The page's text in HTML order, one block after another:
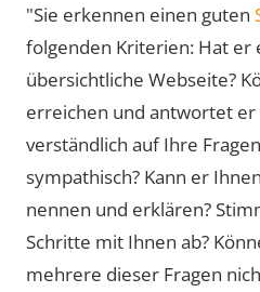
"Sie erkennen einen guten
folgenden Kriterien: Hat er
übersichtliche Webseite?
erreichen und antwortet er
verständlich auf Ihre
sympathisch? Kann er
nennen und erklären?
Schritte mit Ihnen ab?
mehrere dieser Fragen